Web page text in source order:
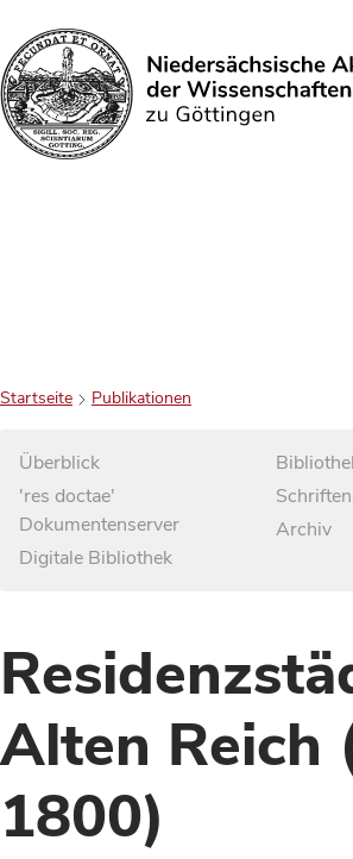
Suchen
Startseite Publikationen
Überblick
'res doctae'
Dokumentenserver
Digitale Bibliothek
Archiv
Alten Reich
1800)